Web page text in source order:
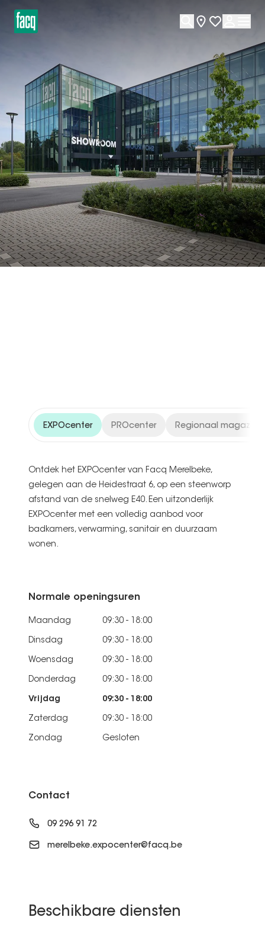
EXPOcenter PROcenter Regionaal magazijn
Ontdek het EXPOcenter van Facq Merelbeke,
gelegen aan de Heidestraat 6, op een steenworp
afstand van de snelweg E40. Een uitzonderlijk
EXPOcenter met een volledig aanbod voor
badkamers, verwarming, sanitair en duurzaam
wonen.
Normale openingsuren
Maandag 09:30 - 18:00
Dinsdag 09:30 - 18:00
Woensdag 09:30 - 18:00
Donderdag 09:30 - 18:00
Vrijdag 09:30 - 18:00
Zaterdag 09:30 - 18:00
Zondag Gesloten
Contact
09 296 91 72
merelbeke.expocenter@facq.be
Beschikbare diensten
ROUTE BEKIJKEN